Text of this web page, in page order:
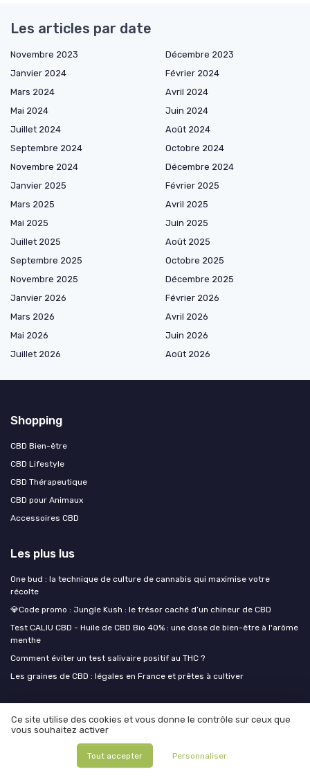
Les articles par date
Novembre 2023
Décembre 2023
Janvier 2024
Février 2024
Mars 2024
Avril 2024
Mai 2024
Juin 2024
Juillet 2024
Août 2024
Septembre 2024
Octobre 2024
Novembre 2024
Décembre 2024
Janvier 2025
Février 2025
Mars 2025
Avril 2025
Mai 2025
Juin 2025
Juillet 2025
Août 2025
Septembre 2025
Octobre 2025
Novembre 2025
Décembre 2025
Janvier 2026
Février 2026
Mars 2026
Avril 2026
Mai 2026
Juin 2026
Juillet 2026
Août 2026
Shopping
CBD Bien-être
CBD Lifestyle
CBD Thérapeutique
CBD pour Animaux
Accessoires CBD
Les plus lus
One bud : la technique de culture de cannabis qui maximise votre
récolte
💎Code promo : Jungle Kush : le trésor caché d’un chineur de CBD
Test CALIU CBD - Huile de CBD Bio 40% : une dose de bien-être à l'arôme
menthe
Comment éviter un test salivaire positif au THC ?
Les graines de CBD : légales en France et prêtes à cultiver
CBD alimentaire : pourquoi les syndicats UIVEC et UPCBD attaquent le
Ce site utilise des cookies et vous donne le contrôle sur ceux que
vous souhaitez activer
Tout accepter Personnaliser